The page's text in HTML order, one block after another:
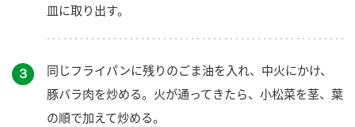
皿に取り出す。
３
同じフライパンに残りのごま油を入れ、中火にかけ、
豚バラ肉を炒める。火が通ってきたら、小松菜を茎、葉
の順で加えて炒める。